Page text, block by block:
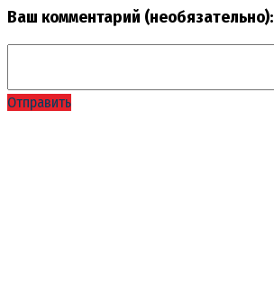
Ваш комментарий (необязательно):
Отправить